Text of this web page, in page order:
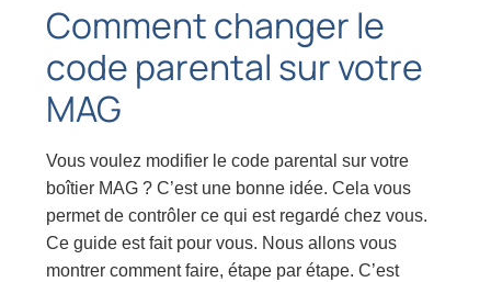
Comment changer le
code parental sur votre
MAG
Vous voulez modifier le code parental sur votre
boîtier MAG ? C’est une bonne idée. Cela vous
permet de contrôler ce qui est regardé chez vous.
Ce guide est fait pour vous. Nous allons vous
montrer comment faire, étape par étape. C’est